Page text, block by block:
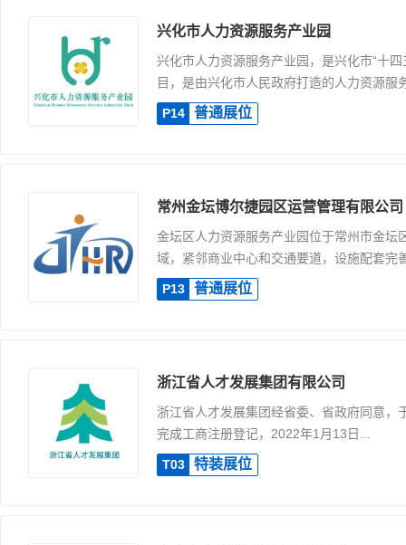
兴化市人力资源服务产业园
兴化市人力资源服务产业园，是兴化市“十
目，是由兴化市人民政府打造的人力资源服
P14 普通展位
常州金坛博尔捷园区运营管理有限公司
金坛区人力资源服务产业园位于常州市金坛
域，紧邻商业中心和交通要道，设施配套完
P13 普通展位
浙江省人才发展集团有限公司
浙江省人才发展集团经省委、省政府同意，
完成工商注册登记，2022年1月13日...
T03 特装展位